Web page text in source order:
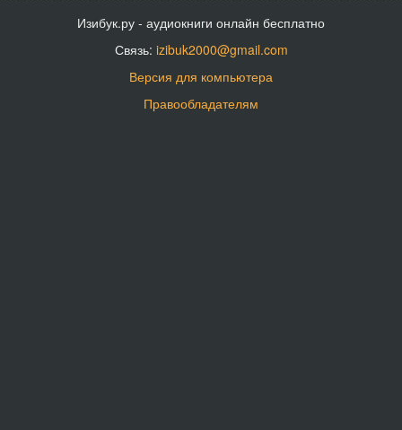
Изибук.ру - аудиокниги онлайн бесплатно
Связь: izibuk2000@gmail.com
Версия для компьютера
Правообладателям